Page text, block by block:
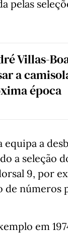
pelas
Villas-
a
época
a
a seleção
9, por
de números
em